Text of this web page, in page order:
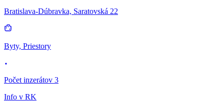
Bratislava-Dúbravka, Saratovská 22
Byty, Priestory
Počet inzerátov 3
Info v RK